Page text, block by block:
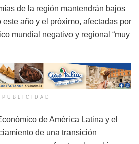
de la región mantendrán bajos
año y el próximo, afectadas por
mundial negativo y regional “muy
PUBLICIDAD
de América Latina y el
de una transición